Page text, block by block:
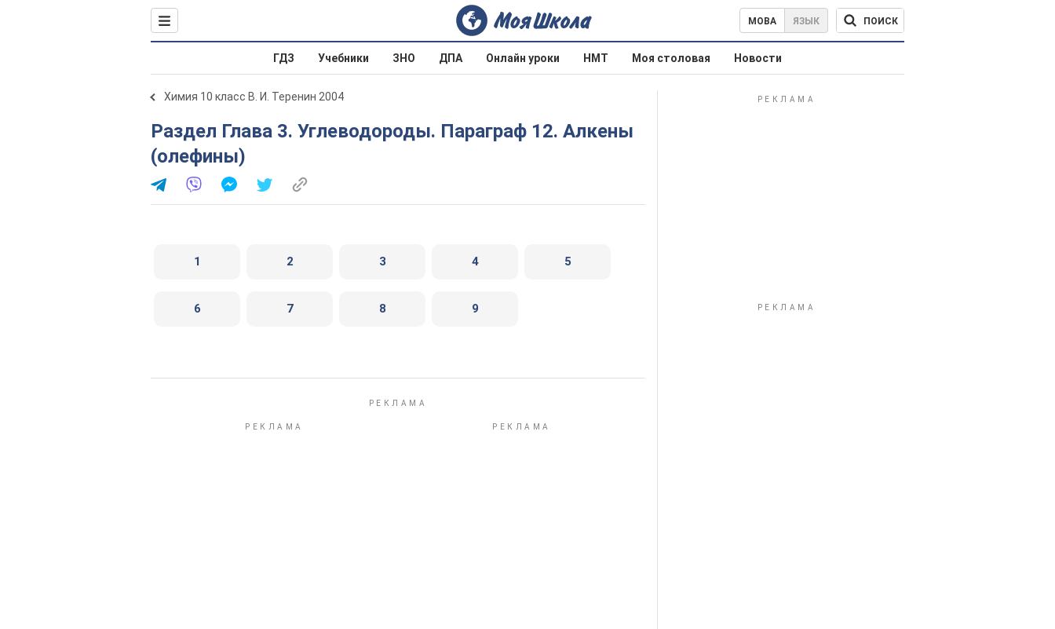
МОВА ЯЗЫК ПОИСК
ГДЗ Учебники ЗНО ДПА Онлайн уроки НМТ Моя столовая Новости
Химия 10 класс В. И. Теренин 2004
Раздел Глава 3. Углеводороды. Параграф 12. Алкены
(олефины)
1 2 3 4 5
6 7 8 9